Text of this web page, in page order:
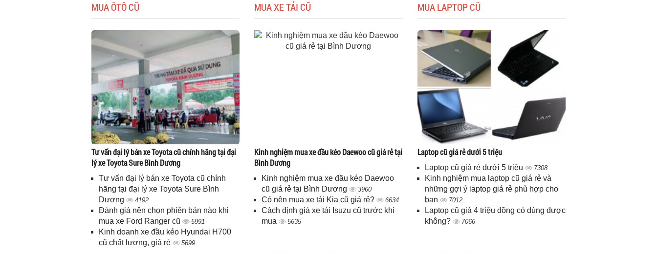
MUA ÔTÔ CŨ
Tư vấn đại lý bán xe Toyota cũ chính hãng tại đại
lý xe Toyota Sure Bình Dương
Tư vấn đại lý bán xe Toyota cũ chính
hãng tại đại lý xe Toyota Sure Bình
Dương
4192
Đánh giá nên chọn phiên bản nào khi
mua xe Ford Ranger cũ
5991
Kinh doanh xe đầu kéo Hyundai H700
cũ chất lượng, giá rẻ
5699
MUA XE TẢI CŨ
Kinh nghiệm mua xe đầu kéo Daewoo cũ giá rẻ tại
Bình Dương
Kinh nghiệm mua xe đầu kéo Daewoo
cũ giá rẻ tại Bình Dương
3960
Có nên mua xe tải Kia cũ giá rẻ? 6634
Cách định giá xe tải Isuzu cũ trước khi
mua
5635
MUA LAPTOP CŨ
Laptop cũ giá rẻ dưới 5 triệu
Laptop cũ giá rẻ dưới 5 triệu 7308
Kinh nghiệm mua laptop cũ giá rẻ và
những gợi ý laptop giá rẻ phù hợp cho
bạn
7012
Laptop cũ giá 4 triệu đồng có dùng được
không?
7066